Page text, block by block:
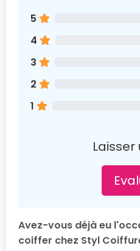
5
4
3
2
1
Laisser
Avez-vous déjà eu
coiffer chez Styl